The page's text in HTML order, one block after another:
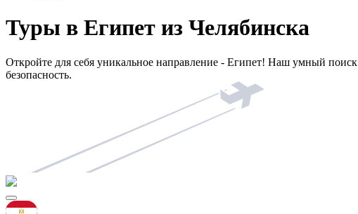
Туры в Египет из Челябинска
Откройте для себя уникальное направление - Египет! Наш умный
безопасность.